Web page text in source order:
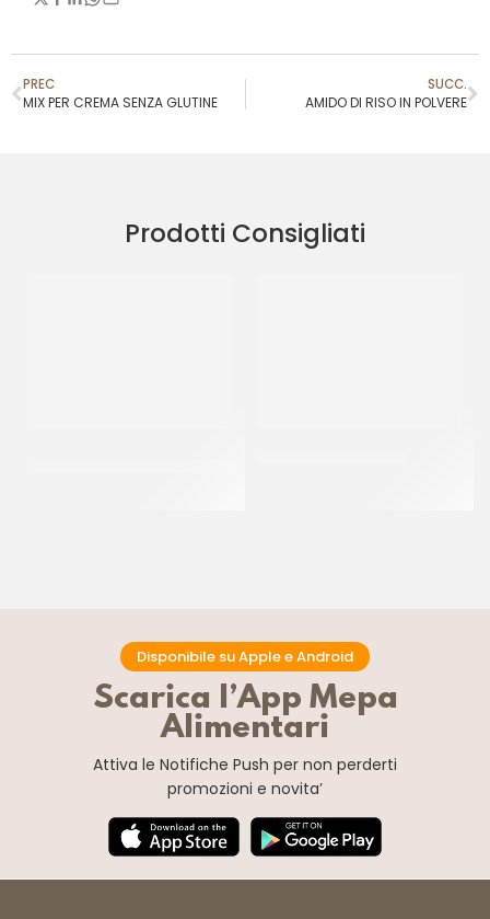
PREC
MIX PER CREMA SENZA GLUTINE
SUCC.
AMIDO DI RISO IN POLVERE
Prodotti Consigliati
Disponibile su Apple e Android
Scarica l’App Mepa
Alimentari
Attiva le Notifiche Push per non perderti
promozioni e novita’